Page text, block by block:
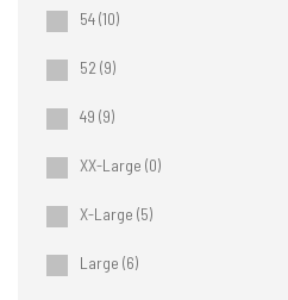
54(10)
52 (9)
49 (9)
XX-Large (0)
X-Large (5)
Large (6)